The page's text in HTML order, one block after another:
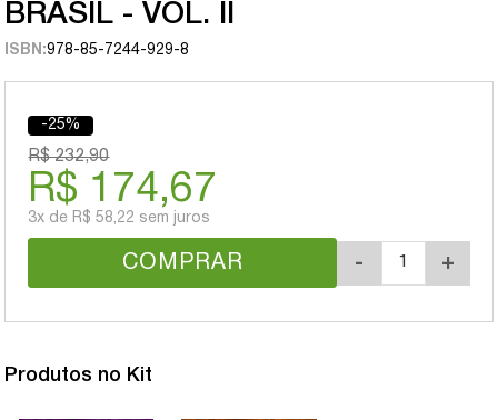
BRASIL - VOL. II
ISBN:978-85-7244-929-8
-25%
R$ 232,90
R$ 174,67
3x de R$ 58,22 sem juros
COMPRAR - +
Produtos no Kit